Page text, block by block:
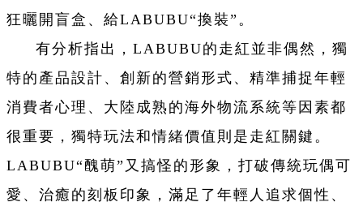
狂曬開盲盒、給LABUBU“換裝”。
有分析指出， LABUBU的走紅並非偶然， 獨
特的產品設計、創新的營銷形式、精準捕捉年輕
消費者心理、大陸成熟的海外物流系統等因素都
很重要，獨特玩法和情緒價值則是走紅關鍵。
LABUBU“醜萌”又搞怪的形象，打破傳統玩偶可
愛、治癒的刻板印象，滿足了年輕人追求個性、